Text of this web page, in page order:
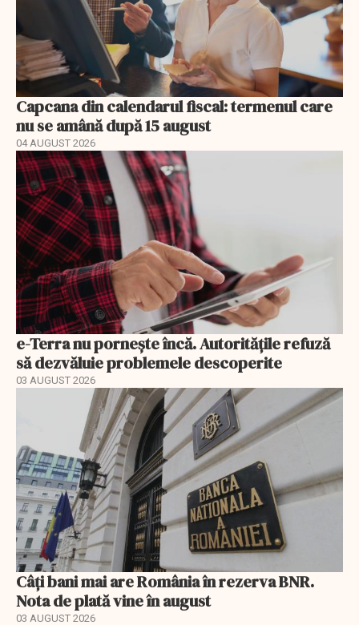
Capcana din calendarul fiscal: termenul care
nu se amână după 15 august
04 AUGUST 2026
e-Terra nu pornește încă. Autoritățile refuză
să dezvăluie problemele descoperite
03 AUGUST 2026
Câți bani mai are România în rezerva BNR.
Nota de plată vine în august
03 AUGUST 2026